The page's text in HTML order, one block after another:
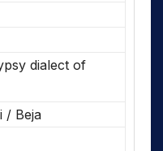
dialect of
/ Beja